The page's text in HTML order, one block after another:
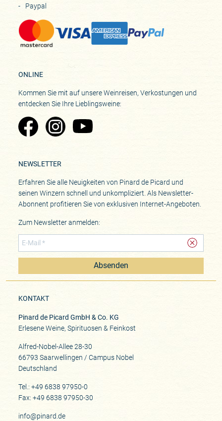
Paypal
ONLINE
Kommen Sie mit auf unsere Weinreisen, Verkostungen und
entdecken Sie Ihre Lieblingsweine:
Zu Pinard's Facebook-Seite
Zu Pinard's Instagram-Seite
Zu Pinard's YouTube-Seite
NEWSLETTER
Erfahren Sie alle Neuigkeiten von Pinard de Picard und
seinen Winzern schnell und unkompliziert. Als Newsletter-
Abonnent profitieren Sie von exklusiven Internet-Angeboten.
Zum Newsletter anmelden:
Absenden
KONTAKT
Pinard de Picard GmbH & Co. KG
Erlesene Weine, Spirituosen & Feinkost
Alfred-Nobel-Allee 28-30
66793 Saarwellingen / Campus Nobel
Deutschland
Tel.: +49 6838 97950-0
Fax: +49 6838 97950-30
info@pinard.de